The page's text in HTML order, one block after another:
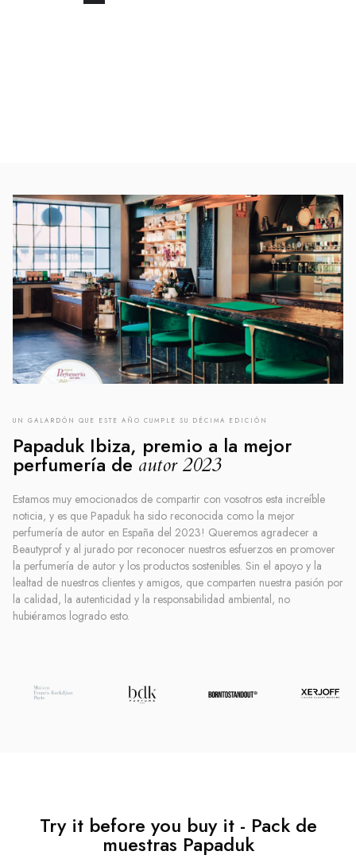
UN GALARDÓN QUE ESTE AÑO CUMPLE SU DÉCIMA EDICIÓN
Papaduk Ibiza, premio a la mejor
perfumería de autor 2023
Estamos muy emocionados de compartir con vosotros esta increíble
noticia, y es que Papaduk ha sido reconocida como la mejor
perfumería de autor en España del 2023! Queremos agradecer a
Beautyprof y al jurado por reconocer nuestros esfuerzos en promover
la perfumería de autor y los productos sostenibles. Sin el apoyo y la
lealtad de nuestros clientes y amigos, que comparten nuestra pasión por
la calidad, la autenticidad y la responsabilidad ambiental, no
hubiéramos logrado esto.
Try it before you buy it - Pack de
muestras Papaduk